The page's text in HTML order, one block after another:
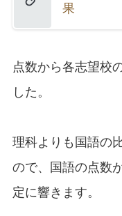
果
点数から各志望校
した。
理科よりも国語の
ので、国語の点数
定に響きます。